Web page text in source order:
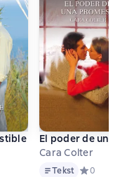
рейтинг 0 на основе 0
El poder de una
Cara Colter
TekstTekst Средний
0